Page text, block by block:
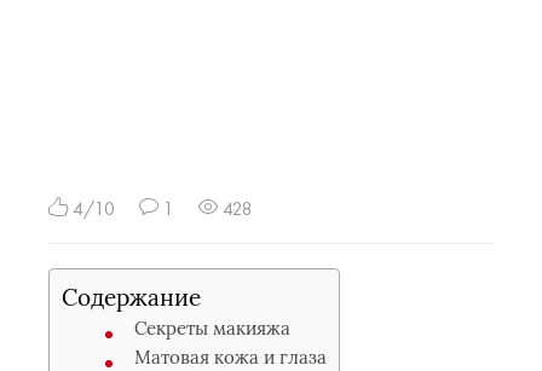
4/10 1 428
Содержание
Секреты макияжа
Матовая кожа и глаза